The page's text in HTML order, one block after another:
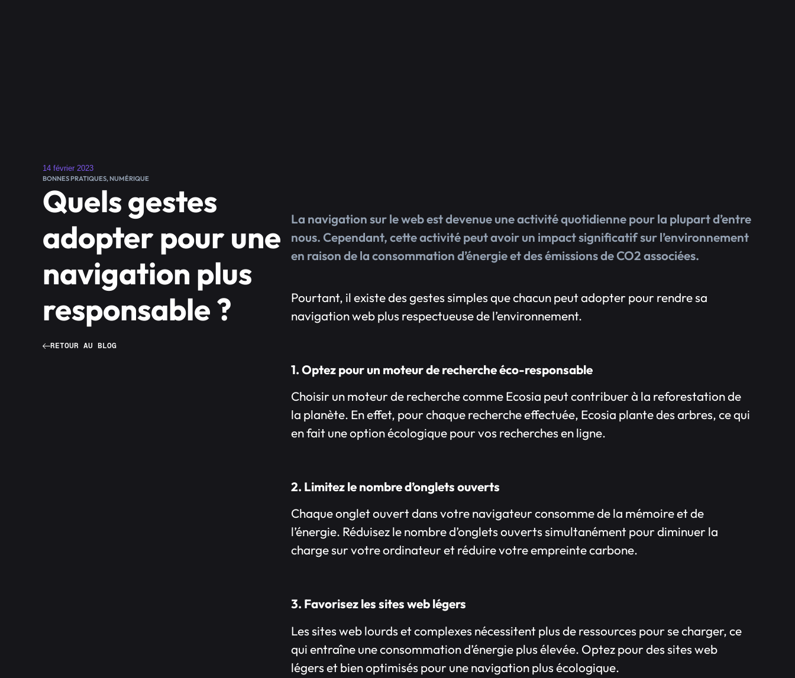
14 février 2023
BONNES PRATIQUES,NUMÉRIQUE
Quels gestes
adopter pour une
navigation plus
responsable ?
RETOUR AU BLOG
La navigation sur le web est devenue une activité quotidienne pour la plupart d’entre
nous. Cependant, cette activité peut avoir un impact significatif sur l’environnement
en raison de la consommation d’énergie et des émissions de CO2 associées.
Pourtant, il existe des gestes simples que chacun peut adopter pour rendre sa
navigation web plus respectueuse de l’environnement.
1. Optez pour un moteur de recherche éco-responsable
Choisir un moteur de recherche comme Ecosia peut contribuer à la reforestation de
la planète. En effet, pour chaque recherche effectuée, Ecosia plante des arbres, ce qui
en fait une option écologique pour vos recherches en ligne.
2. Limitez le nombre d’onglets ouverts
Chaque onglet ouvert dans votre navigateur consomme de la mémoire et de
l’énergie. Réduisez le nombre d’onglets ouverts simultanément pour diminuer la
charge sur votre ordinateur et réduire votre empreinte carbone.
3. Favorisez les sites web légers
Les sites web lourds et complexes nécessitent plus de ressources pour se charger, ce
qui entraîne une consommation d’énergie plus élevée. Optez pour des sites web
légers et bien optimisés pour une navigation plus écologique.